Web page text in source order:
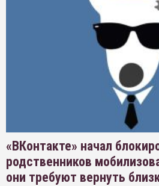
«ВКонтакте» начал
родственников
они требуют вернуть